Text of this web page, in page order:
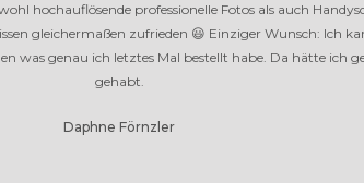
hochauflösende professionelle Fotos als auch
gleichermaßen zufrieden 😃 Einziger Wunsch: Ich
was genau ich letztes Mal bestellt habe. Da hätte ich
gehabt.
Daphne Förnzler